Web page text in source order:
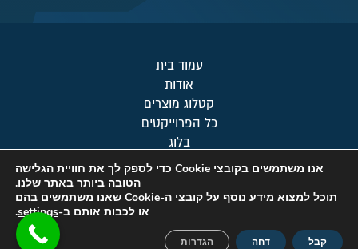
עמוד בית
אודות
קטלוג מוצרים
כל הפרוייקטים
בלוג
מפת אתר
מדיניות פרטיות
© כל הזכויות שמורות לטופ-קור 2019
אנו משתמשים בקובצי Cookie כדי לספק לך את חוויית הגלישה
הטובה ביותר באתר שלנו.
תוכל למצוא מידע נוסף על קובצי ה-Cookie שאנו משתמשים בהם
או לכבות אותם ב-settings
.
קבל דחה הגדרות